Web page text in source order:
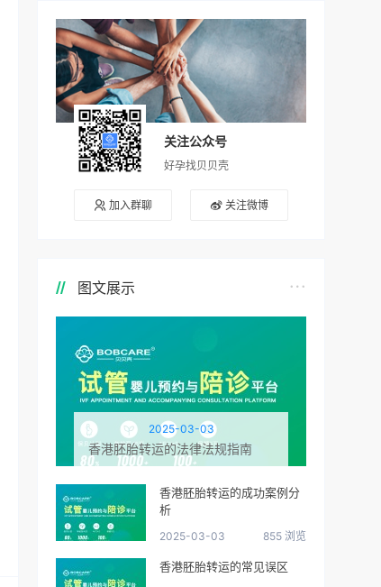
关注公众号
好孕找贝贝壳
加入群聊 关注微博
图文展示
2025-03-03
香港胚胎转运的法律法规指南
香港胚胎转运的成功案例分
析
2025-03-03 855 浏览
香港胚胎转运的常见误区